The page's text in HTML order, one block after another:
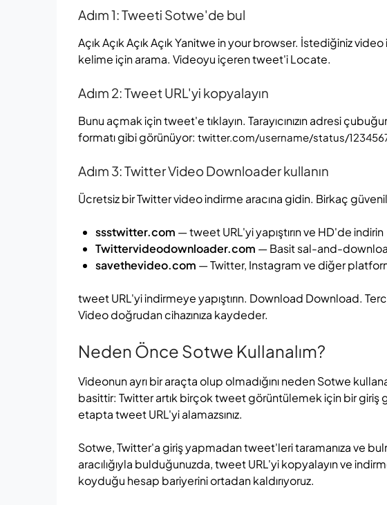
Adım 1: Tweeti Sotwe'de bul
Açık Açık Açık Açık Yanitwe in your browser. İstediğiniz
kelime için arama. Videoyu içeren tweet'i Locate.
Adım 2: Tweet URL'yi kopyalayın
Bunu açmak için tweet'e tıklayın. Tarayıcınızın adresi
formatı gibi görünüyor:twitter.com/username/status/
Adım 3: Twitter Video Downloader kullanın
Ücretsiz bir Twitter video indirme aracına gidin. Birkaç
ssstwitter.com — tweet URL'yi yapıştırın ve HD'de indirin
Twittervideodownloader.com — Basit sal-and-
savethevideo.com — Twitter, Instagram ve diğer
tweet URL'yi indirmeye yapıştırın. Download Download.
Video doğrudan cihazınıza kaydeder.
Neden Önce Sotwe Kullanalım?
Videonun ayrı bir araçta olup olmadığını neden Sotwe
basittir: Twitter artık birçok tweet görüntülemek için bir giriş
etapta tweet URL'yi alamazsınız.
Sotwe, Twitter'a giriş yapmadan tweet'leri taramanıza ve
aracılığıyla bulduğunuzda, tweet URL'yi kopyalayın ve
koyduğu hesap bariyerini ortadan kaldırıyoruz.